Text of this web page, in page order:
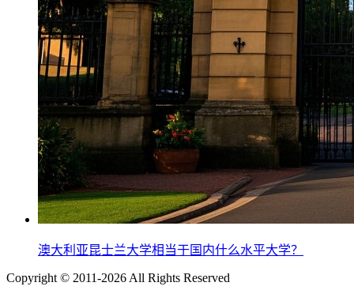
澳大利亚昆士兰大学相当于国内什么水平大学？
Copyright © 2011-2026 All Rights Reserved